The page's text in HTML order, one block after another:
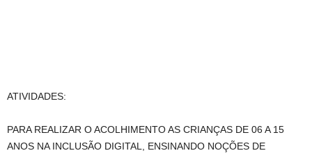
ATIVIDADES:
PARA REALIZAR O ACOLHIMENTO AS CRIANÇAS DE 06 A 15
ANOS NA INCLUSÃO DIGITAL, ENSINANDO NOÇÕES DE